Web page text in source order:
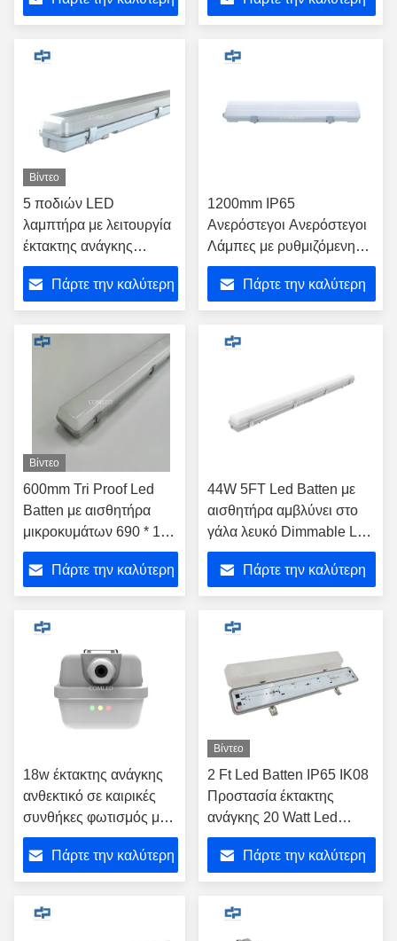
Βίντεο
5 ποδιών LED
λαμπτήρα με λειτουργία
έκτακτης ανάγκης
1500mAh μπαταρία
IP65 Πάρτε την καλύτερη
1200mm IP65
Ανερόστεγοι Ανερόστεγοι
Λάμπες με ρυθμιζόμενη
λειτουργία 3CCT
Πάρτε την καλύτερη
Βίντεο
600mm Tri Proof Led
Batten με αισθητήρα
μικροκυμάτων 690 * 116
* 92mm
Πάρτε την καλύτερη
44W 5FT Led Batten με
αισθητήρα αμβλύνει στο
γάλα λευκό Dimmable Led
Batten
Πάρτε την καλύτερη
18w έκτακτης ανάγκης
ανθεκτικό σε καιρικές
συνθήκες φωτισμός με
λειτουργία εξασθένησης
αισθητήρα
Πάρτε την καλύτερη
Βίντεο
2 Ft Led Batten IP65 IK08
Προστασία έκτακτης
ανάγκης 20 Watt Led
Batten Light
Πάρτε την καλύτερη